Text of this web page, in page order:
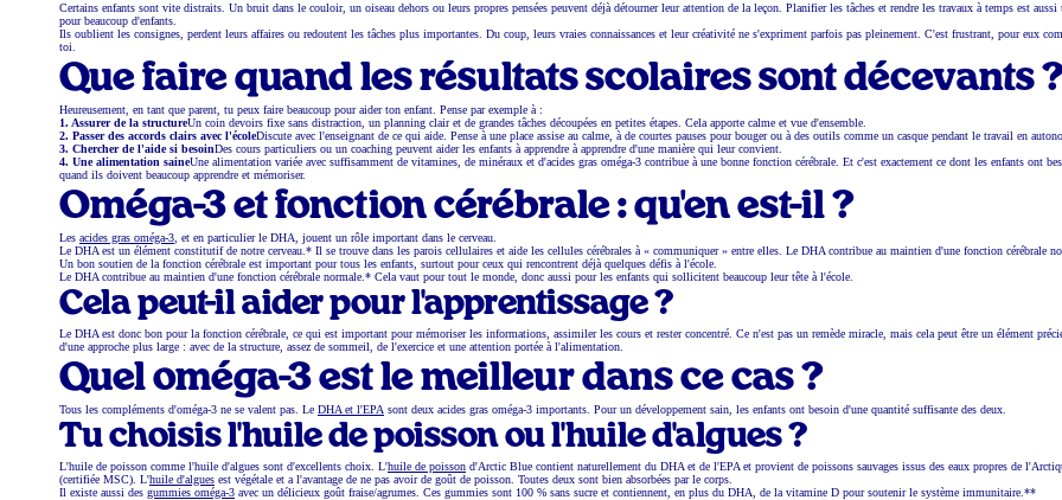
Certains enfants sont vite distraits. Un bruit dans le couloir, un oiseau dehors ou leurs propres pensées peuvent déjà détourner leur attention de la leçon. Planifier les tâches et rendre les travaux à temps est aussi
pour beaucoup d'enfants.
Ils oublient les consignes, perdent leurs affaires ou redoutent les tâches plus importantes. Du coup, leurs vraies connaissances et leur créativité ne s'expriment parfois pas pleinement. C'est frustrant, pour eux
toi.
Que faire quand les résultats scolaires sont décevants ?
Heureusement, en tant que parent, tu peux faire beaucoup pour aider ton enfant. Pense par exemple à :
1. Assurer de la structureUn coin devoirs fixe sans distraction, un planning clair et de grandes tâches découpées en petites étapes. Cela apporte calme et vue d'ensemble.
2. Passer des accords clairs avec l'écoleDiscute avec l'enseignant de ce qui aide. Pense à une place assise au calme, à de courtes pauses pour bouger ou à des outils comme un casque pendant le travail en
3. Chercher de l'aide si besoinDes cours particuliers ou un coaching peuvent aider les enfants à apprendre à apprendre d'une manière qui leur convient.
4. Une alimentation saineUne alimentation variée avec suffisamment de vitamines, de minéraux et d'acides gras oméga-3 contribue à une bonne fonction cérébrale. Et c'est exactement ce dont les enfants ont
quand ils doivent beaucoup apprendre et mémoriser.
Oméga-3 et fonction cérébrale : qu'en est-il ?
Les acides gras oméga-3 , et en particulier le DHA, jouent un rôle important dans le cerveau.
Le DHA est un élément constitutif de notre cerveau.* Il se trouve dans les parois cellulaires et aide les cellules cérébrales à « communiquer » entre elles. Le DHA contribue au maintien d'une fonction cérébrale
Un bon soutien de la fonction cérébrale est important pour tous les enfants, surtout pour ceux qui rencontrent déjà quelques défis à l'école.
Le DHA contribue au maintien d'une fonction cérébrale normale.* Cela vaut pour tout le monde, donc aussi pour les enfants qui sollicitent beaucoup leur tête à l'école.
Cela peut-il aider pour l'apprentissage ?
Le DHA est donc bon pour la fonction cérébrale, ce qui est important pour mémoriser les informations, assimiler les cours et rester concentré. Ce n'est pas un remède miracle, mais cela peut être un élément
d'une approche plus large : avec de la structure, assez de sommeil, de l'exercice et une attention portée à l'alimentation.
Quel oméga-3 est le meilleur dans ce cas ?
Tous les compléments d'oméga-3 ne se valent pas. Le DHA et l'EPA sont deux acides gras oméga-3 importants. Pour un développement sain, les enfants ont besoin d'une quantité suffisante des deux.
Tu choisis l'huile de poisson ou l'huile d'algues ?
L'huile de poisson comme l'huile d'algues sont d'excellents choix. L'huile de poisson d'Arctic Blue contient naturellement du DHA et de l'EPA et provient de poissons sauvages issus des eaux propres de
(certifiée MSC). L'huile d'algues est végétale et a l'avantage de ne pas avoir de goût de poisson. Toutes deux sont bien absorbées par le corps.
Il existe aussi des gummies oméga-3 avec un délicieux goût fraise/agrumes. Ces gummies sont 100 % sans sucre et contiennent, en plus du DHA, de la vitamine D pour soutenir le système immunitaire.**